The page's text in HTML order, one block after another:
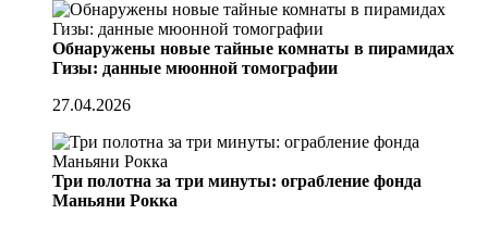
Обнаружены новые тайные комнаты в пирамидах
Гизы: данные мюонной томографии
27.04.2026
Три полотна за три минуты: ограбление фонда
Маньяни Рокка